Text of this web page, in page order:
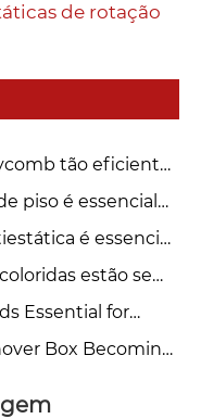
de rotação
tão eficiente
modernas?
piso é essencial
é essencial
industrial?
estão se
modernas?
Essential for
Box Becoming